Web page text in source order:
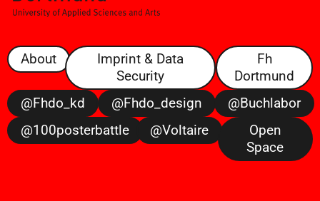
About
Imprint & Data
Security
Fh
Dortmund
@fhdo_kd
@fhdo_design
@buchlabor
@100posterbattle
@voltaire
Open
Space